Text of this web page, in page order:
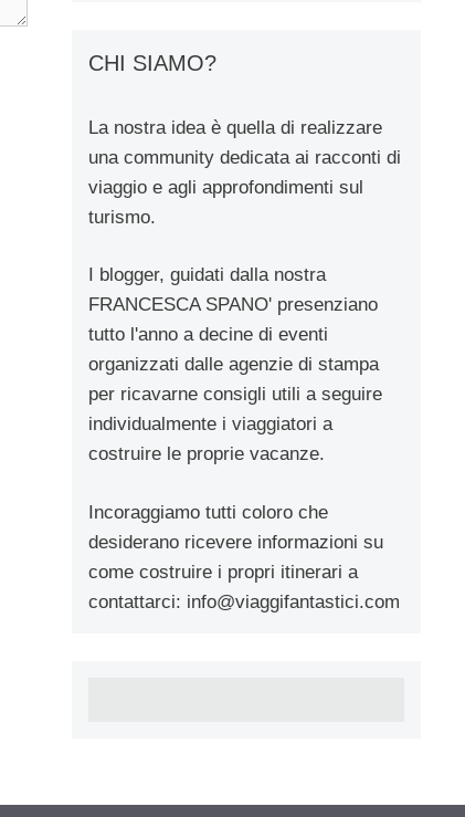
CHI SIAMO?
La nostra idea è quella di realizzare
una community dedicata ai racconti di
viaggio e agli approfondimenti sul
turismo.
I blogger, guidati dalla nostra
FRANCESCA SPANO' presenziano
tutto l'anno a decine di eventi
organizzati dalle agenzie di stampa
per ricavarne consigli utili a seguire
individualmente i viaggiatori a
costruire le proprie vacanze.
Incoraggiamo tutti coloro che
desiderano ricevere informazioni su
come costruire i propri itinerari a
contattarci: info@viaggifantastici.com